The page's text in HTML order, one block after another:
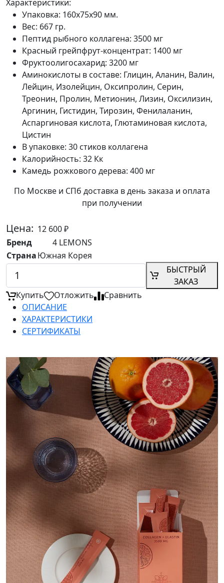
Характеристики:
Упаковка: 160х75х90 мм.
Вес: 667 гр.
Пептид рыбного коллагена: 3500 мг
Красный грейпфрут-концентрат: 1400 мг
Фруктоолигосахарид: 3200 мг
Аминокислоты в составе: Глицин, Аланин, Валин,
Лейцин, Изолейцин, Оксипролин, Серин,
Треонин, Пролин, Метионин, Лизин, Оксилизин,
Аргинин, Гистидин, Тирозин, Фенилаланин,
Аспаргиновая кислота, Глютаминовая кислота,
Цистин
В упаковке: 30 стиков коллагена
Калорийность: 32 Кк
Камедь рожкового дерева: 400 мг
По Москве и СПб доставка в день заказа и оплата
при получении
Цена: 12 600₽
Бренд
4 LEMONS
СтранаЮжная Корея
БЫСТРЫЙ
ЗАКАЗ
Купить
Отложить
Сравнить
ОПИСАНИЕ
ХАРАКТЕРИСТИКИ
СЕРТИФИКАТЫ